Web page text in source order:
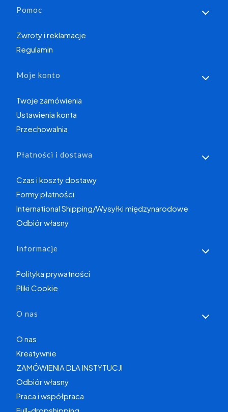
Linki w stopce
Pomoc
Zwroty i reklamacje
Regulamin
Moje konto
Twoje zamówienia
Ustawienia konta
Przechowalnia
Płatności i dostawa
Czas i koszty dostawy
Formy płatności
International Shipping/Wysyłki międzynarodowe
Odbiór własny
Informacje
Polityka prywatności
Pliki Cookie
O nas
O nas
Kreatywnie
ZAMÓWIENIA DLA INSTYTUCJI
Odbiór własny
Praca i współpraca
Full-dropshipping